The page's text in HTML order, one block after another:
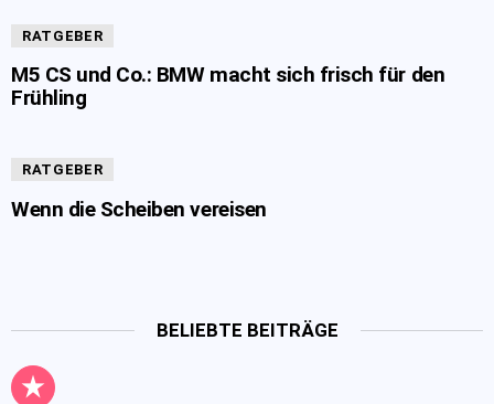
RATGEBER
M5 CS und Co.: BMW macht sich frisch für den
Frühling
RATGEBER
Wenn die Scheiben vereisen
BELIEBTE BEITRÄGE